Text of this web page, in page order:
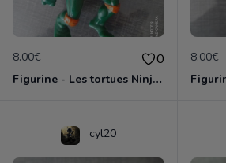
8.00€ 0
Figurine - Les tortues Ninja - Michaelangelo
8.00€
cyl20